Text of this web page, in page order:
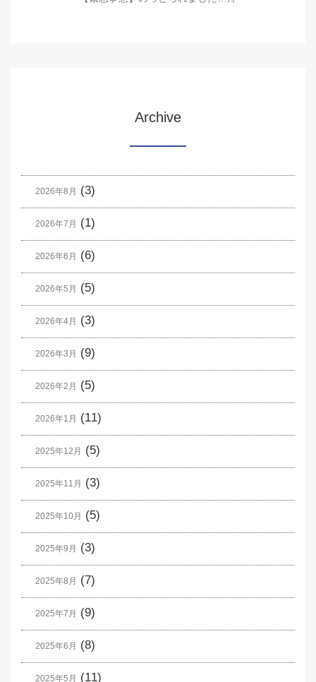
Archive
2026年8月 (3)
2026年7月 (1)
2026年6月 (6)
2026年5月 (5)
2026年4月 (3)
2026年3月 (9)
2026年2月 (5)
2026年1月 (11)
2025年12月 (5)
2025年11月 (3)
2025年10月 (5)
2025年9月 (3)
2025年8月 (7)
2025年7月 (9)
2025年6月 (8)
2025年5月 (11)